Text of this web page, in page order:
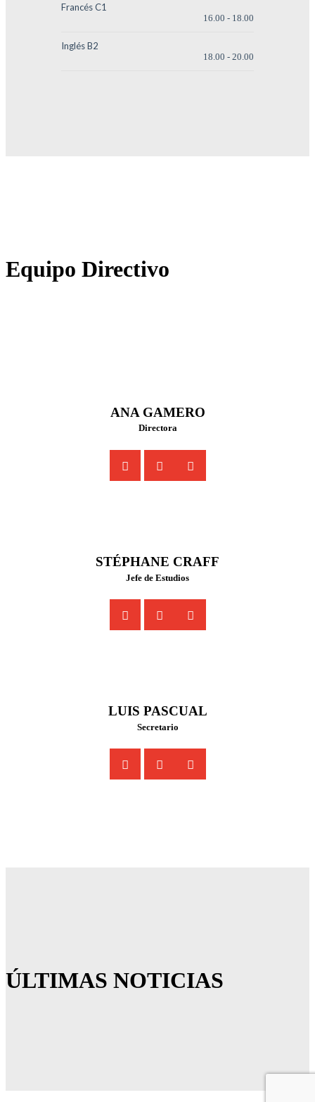
Francés C1
16.00 - 18.00
Inglés B2
18.00 - 20.00
Equipo Directivo
ANA GAMERO
Directora
STÉPHANE CRAFF
Jefe de Estudios
LUIS PASCUAL
Secretario
ÚLTIMAS NOTICIAS